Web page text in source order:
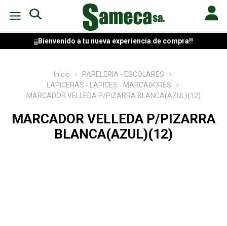
¡¡Bienvenido a tu nueva experiencia de compra!!
Inicio
PAPELERIA - ESCOLARES
LAPICERAS - LAPICES - MARCADORES
MARCADOR VELLEDA P/PIZARRA BLANCA(AZUL)(12)
MARCADOR VELLEDA P/PIZARRA
BLANCA(AZUL)(12)